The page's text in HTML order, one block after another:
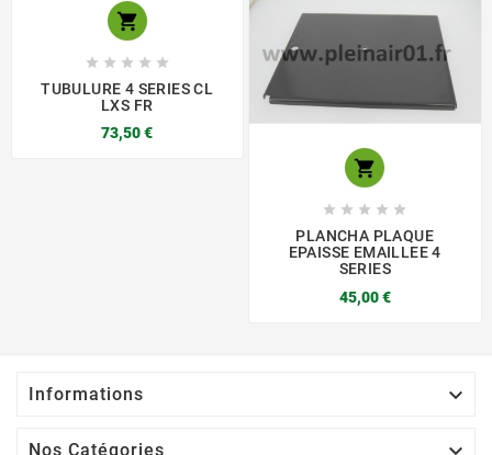

    
TUBULURE 4 SERIES CL
LXS FR
73,50 €

    
PLANCHA PLAQUE
EPAISSE EMAILLEE 4
SERIES
45,00 €
Informations 
Nos Catégories